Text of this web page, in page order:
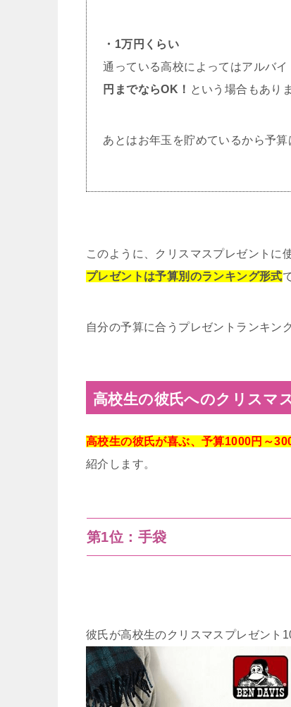
・1万円くらい
通っている高校によってはアルバ
円までならOK！ という場合もあり
あとはお年玉を貯めているから予算
このように、クリスマスプレゼントに
プレゼントは予算別のランキング形式
自分の予算に合うプレゼントランキン
高校生の彼氏へのクリスマ
高校生の彼氏が喜ぶ、予算1000円～
紹介します。
第1位：手袋
彼氏が高校生のクリスマスプレゼント